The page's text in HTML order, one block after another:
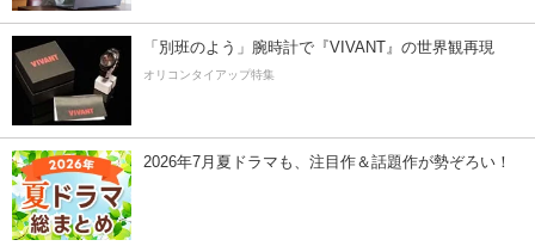
「別班のよう」腕時計で『VIVANT』の世界観再現
オリコンタイアップ特集
2026年7月夏ドラマも、注目作＆話題作が勢ぞろい！